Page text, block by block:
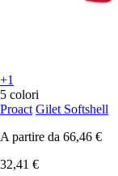
+1
5 colori
Proact Gilet Softshell
A partire da 66,46 €
32,41 €